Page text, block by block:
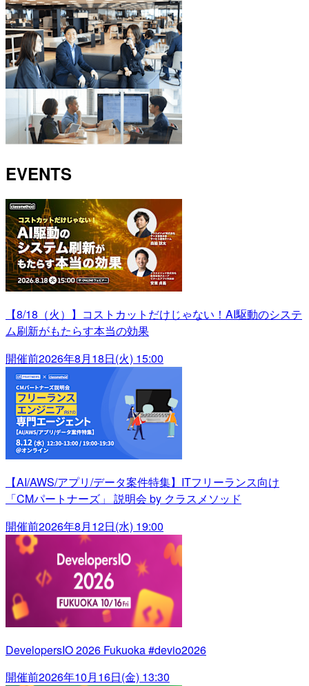
EVENTS
【8/18（火）】コストカットだけじゃない！AI駆動のシステ
ム刷新がもたらす本当の効果
開催前2026年8月18日(火) 15:00
【AI/AWS/アプリ/データ案件特集】ITフリーランス向け
「CMパートナーズ」 説明会 by クラスメソッド
開催前2026年8月12日(水) 19:00
DevelopersIO 2026 Fukuoka #devio2026
開催前2026年10月16日(金) 13:30